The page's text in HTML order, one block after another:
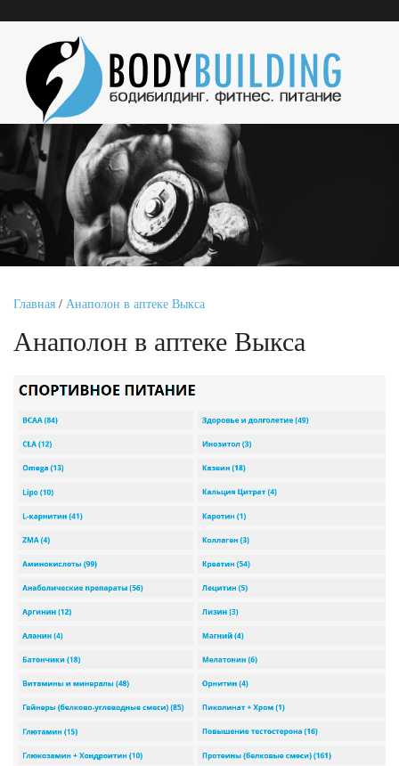
Главная / Анаполон в аптеке Выкса
Анаполон в аптеке Выкса